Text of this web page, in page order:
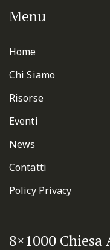
Menu
Home
Chi Siamo
Risorse
Eventi
News
Contatti
Policy Privacy
8×1000 Chiesa